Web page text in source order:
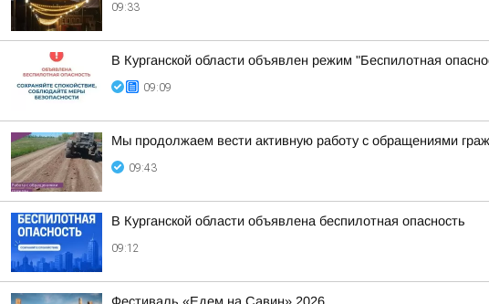
09:33
В Курганской области объявлен режим "Беспилотная
09:09
Мы продолжаем вести активную работу с обращениями
09:43
В Курганской области объявлена беспилотная опасность
09:12